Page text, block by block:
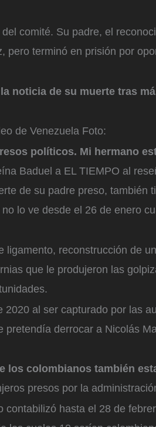
comité. Su padre, el
pero terminó en prisión por
noticia de su muerte tras
de Venezuela Foto:
políticos. Mi hermano
Baduel a EL TIEMPO al
de su padre preso, también
lo ve desde el 26 de enero
ligamento, reconstrucción de
que le produjeron las
al ser capturado por las
pretendía derrocar a Nicolás
los colombianos también
presos por la
contabilizó hasta el 28 de